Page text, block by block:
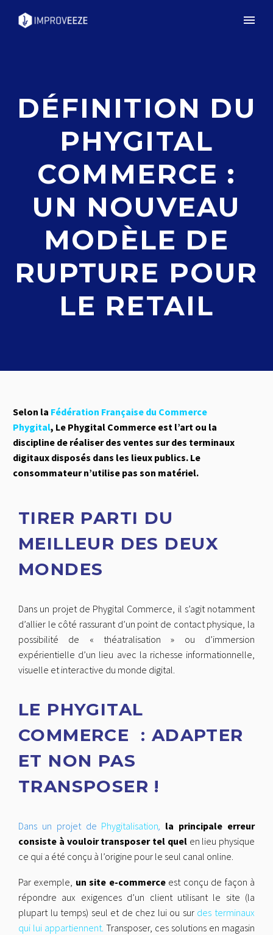
DÉFINITION DU
PHYGITAL
COMMERCE :
UN NOUVEAU
MODÈLE DE
RUPTURE POUR
LE RETAIL
Selon la Fédération Française du Commerce
Phygital, Le Phygital Commerce est l’art ou la
discipline de réaliser des ventes sur des terminaux
digitaux disposés dans les lieux publics. Le
consommateur n’utilise pas son matériel.
TIRER PARTI DU
MEILLEUR DES DEUX
MONDES
Dans un projet de Phygital Commerce, il s’agit notamment
d’allier le côté rassurant d’un point de contact physique, la
possibilité de « théatralisation » ou d’immersion
expérientielle d’un lieu avec la richesse informationnelle,
visuelle et interactive du monde digital.
LE PHYGITAL
COMMERCE : ADAPTER
ET NON PAS
TRANSPOSER !
Dans un projet de Phygitalisation, la principale erreur
consiste à vouloir transposer tel quelen lieu physique
ce qui a été conçu à l’origine pour le seul canal online.
Par exemple, un site e-commerceest conçu de façon à
répondre aux exigences d’un client utilisant le site (la
plupart lu temps) seul et de chez lui ou sur des terminaux
qui lui appartiennent. Transposer, ces solutions en magasin